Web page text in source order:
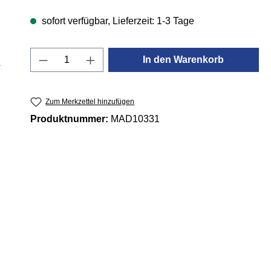
sofort verfügbar, Lieferzeit: 1-3 Tage
Produkt Anzahl: Gib den
In den Warenkorb
Zum Merkzettel hinzufügen
Produktnummer: MAD10331